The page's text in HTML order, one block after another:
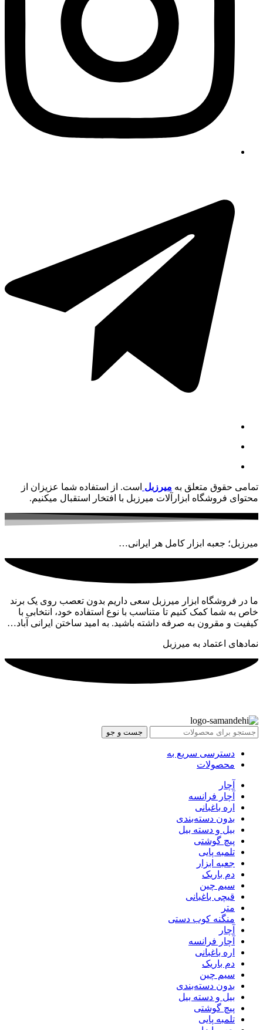
تمامی حقوق متعلق به میرزبل است. از استفاده شما عزیزان از
محتوای فروشگاه ابزارآلات میرزبل با افتخار استقبال میکنیم.
میرزبل؛ جعبه ابزار کامل هر ایرانی…
ما در فروشگاه ابزار میرزبل سعی داریم بدون تعصب روی یک برند
خاص به شما کمک کنیم تا متناسب با نوع استفاده خود، انتخابی با
کیفیت و مقرون به صرفه داشته باشید. به امید ساختن ایرانی آباد…
نمادهای اعتماد به میرزبل
جست و جو
دسترسی سریع به
محصولات
آچار
آچار فرانسه
اره باغبانی
بدون دسته‌بندی
بیل و دسته بیل
پیچ گوشتی
تلمبه پایی
جعبه ابزار
دم باریک
سیم چین
قیچی باغبانی
متر
منگنه کوب دستی
آچار
آچار فرانسه
اره باغبانی
دم باریک
سیم چین
بدون دسته‌بندی
بیل و دسته بیل
پیچ گوشتی
تلمبه پایی